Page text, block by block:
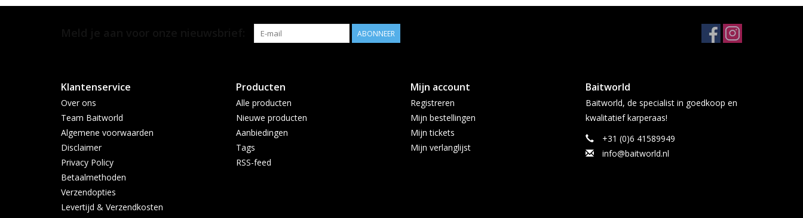
ABONNEER
Klantenservice
Over ons
Team Baitworld
Algemene voorwaarden
Disclaimer
Privacy Policy
Betaalmethoden
Verzendopties
Levertijd & Verzendkosten
Producten
Alle producten
Nieuwe producten
Aanbiedingen
Tags
RSS-feed
Mijn account
Registreren
Mijn bestellingen
Mijn tickets
Mijn verlanglijst
Baitworld
Baitworld, de specialist in goedkoop en
kwalitatief karperaas!
+31 (0)6 41589949
info@baitworld.nl